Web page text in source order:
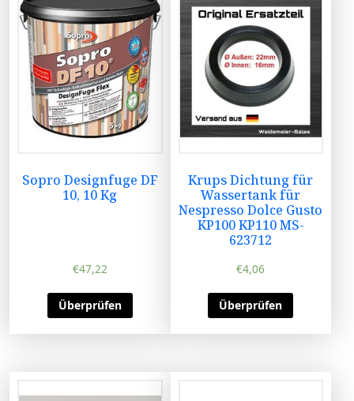
Sopro Designfuge DF
10, 10 Kg
€47,22
Überprüfen
Krups Dichtung für
Wassertank für
Nespresso Dolce Gusto
KP100 KP110 MS-
623712
€4,06
Überprüfen